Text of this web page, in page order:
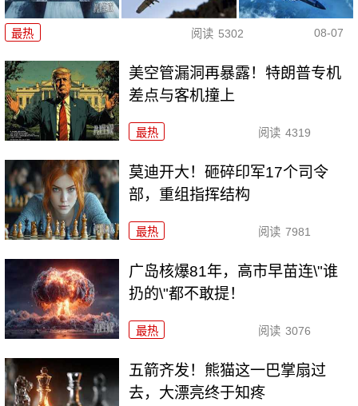
最热 阅读 5302 08-07
美空管漏洞再暴露！特朗普专机
差点与客机撞上
最热 阅读 4319
莫迪开大！砸碎印军17个司令
部，重组指挥结构
最热 阅读 7981
广岛核爆81年，高市早苗连\"谁
扔的\"都不敢提！
最热 阅读 3076
五箭齐发！熊猫这一巴掌扇过
去，大漂亮终于知疼